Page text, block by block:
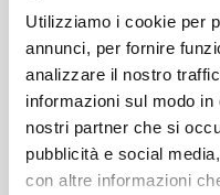
Utilizziamo i cookie per
annunci, per fornire
analizzare il nostro
informazioni sul modo
nostri partner che si
pubblicità e social
con altre informazioni